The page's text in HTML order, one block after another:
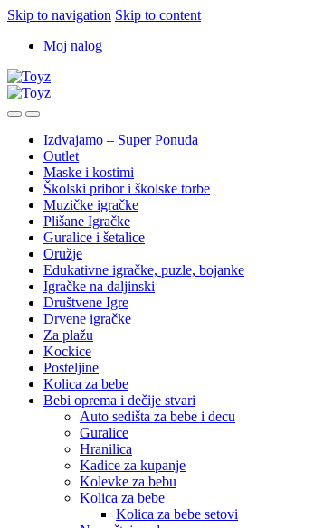
Skip to navigation Skip to content
Moj nalog
Izdvajamo – Super Ponuda
Outlet
Maske i kostimi
Školski pribor i školske torbe
Muzičke igračke
Plišane Igračke
Guralice i šetalice
Oružje
Edukativne igračke, puzle, bojanke
Igračke na daljinski
Društvene Igre
Drvene igračke
Za plažu
Kockice
Posteljine
Kolica za bebe
Bebi oprema i dečije stvari
Auto sedišta za bebe i decu
Guralice
Hranilica
Kadice za kupanje
Kolevke za bebu
Kolica za bebe
Kolica za bebe setovi